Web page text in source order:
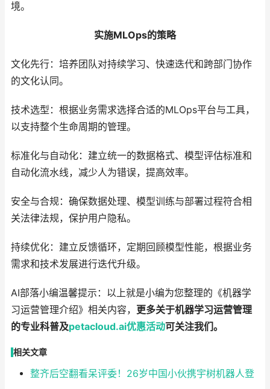
境。
实施MLOps的策略
文化先行：培养团队对持续学习、快速迭代和跨部门协作
的文化认同。
技术选型：根据业务需求选择合适的MLOps平台与工具，
以支持整个生命周期的管理。
标准化与自动化：建立统一的数据格式、模型评估标准和
自动化流水线，减少人为错误，提高效率。
安全与合规：确保数据处理、模型训练与部署过程符合相
关法律法规，保护用户隐私。
持续优化：建立反馈循环，定期回顾模型性能，根据业务
需求和技术发展进行迭代升级。
AI部落小编温馨提示：以上就是小编为您整理的《机器学
习运营管理介绍》相关内容，
更多关于机器学习运营管理
的专业科普及petacloud.ai优惠活动可关注我们。
相关文章
整齐后空翻看呆评委！26岁中国小伙携宇树机器人登